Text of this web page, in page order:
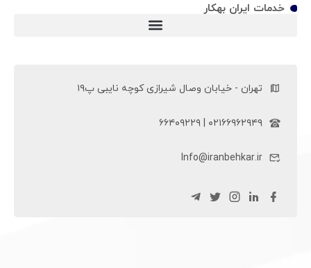
خدمات ایران بهکار
تهران - خیابان وصال شیرازی کوچه نایبی پ۱۹
۰۲۱۶۶۹۶۲۹۴۹ | ۶۶۴۰۹۲۲۹
Info@iranbehkar.ir